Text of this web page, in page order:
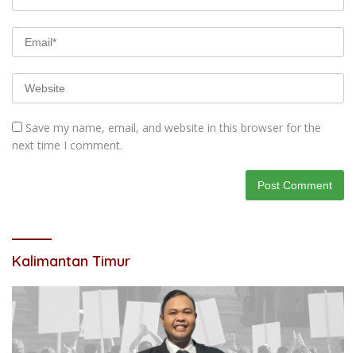
Save my name, email, and website in this browser for the
next time I comment.
Kalimantan Timur